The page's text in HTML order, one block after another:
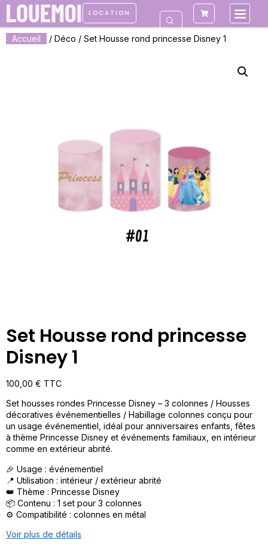
LOCATION
Accueil / Déco / Set Housse rond princesse Disney 1
Set Housse rond princesse
Disney 1
100,00 € TTC
Set housses rondes Princesse Disney – 3 colonnes / Housses
décoratives événementielles / Habillage colonnes conçu pour
un usage événementiel, idéal pour anniversaires enfants, fêtes
à thème Princesse Disney et événements familiaux, en intérieur
comme en extérieur abrité.
🎉 Usage : événementiel
📍 Utilisation : intérieur / extérieur abrité
👑 Thème : Princesse Disney
📦 Contenu : 1 set pour 3 colonnes
⚙️ Compatibilité : colonnes en métal
Voir plus de détails